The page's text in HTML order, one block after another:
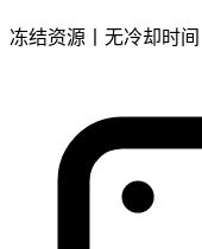
冻结资源丨无冷却时间